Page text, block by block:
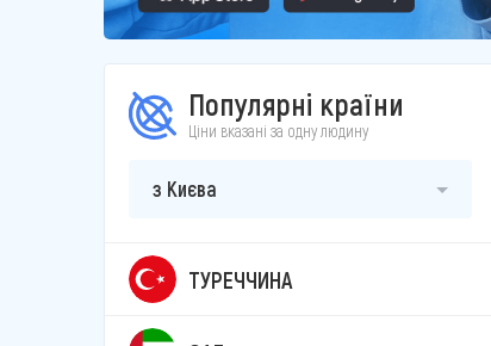
Популярні країни
Ціни вказані за одну людину
з Києва
ТУРЕЧЧИНА